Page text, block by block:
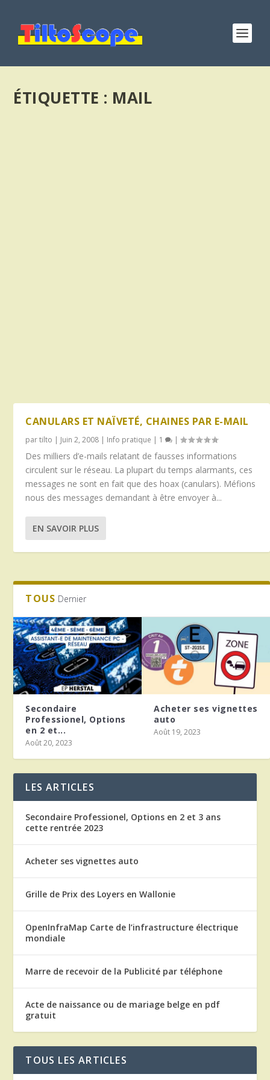
ÉTIQUETTE : MAIL
CANULARS ET NAÏVETÉ, CHAINES PAR E-MAIL
partilto | Juin 2, 2008 | Info pratique | 1 |
Des milliers d’e-mails relatant de fausses informations
circulent sur le réseau. La plupart du temps alarmants, ces
messages ne sont en fait que des hoax (canulars). Méfions
nous des messages demandant à être envoyer à...
EN SAVOIR PLUS
TOUS Dernier
Secondaire
Professionel, Options
en 2 et...
Août 20, 2023
Acheter ses vignettes
auto
Août 19, 2023
LES ARTICLES
Secondaire Professionel, Options en 2 et 3 ans
cette rentrée 2023
Acheter ses vignettes auto
Grille de Prix des Loyers en Wallonie
OpenInfraMap Carte de l’infrastructure électrique
mondiale
Marre de recevoir de la Publicité par téléphone
Acte de naissance ou de mariage belge en pdf
gratuit
TOUS LES ARTICLES